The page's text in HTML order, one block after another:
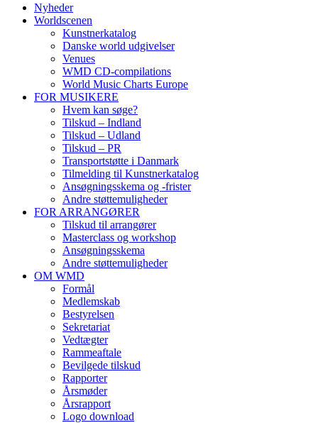
Nyheder
Worldscenen
Kunstnerkatalog
Danske world udgivelser
Venues
WMD CD-compilations
World Music Charts Europe
FOR MUSIKERE
Hvem kan søge?
Tilskud – Indland
Tilskud – Udland
Tilskud – PR
Transportstøtte i Danmark
Tilmelding til Kunstnerkatalog
Ansøgningsskema og -frister
Andre støttemuligheder
FOR ARRANGØRER
Tilskud til arrangører
Masterclass og workshop
Ansøgningsskema
Andre støttemuligheder
OM WMD
Formål
Medlemskab
Bestyrelsen
Sekretariat
Vedtægter
Rammeaftale
Bevilgede tilskud
Rapporter
Årsmøder
Årsrapport
Logo download